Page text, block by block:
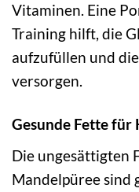
Vitaminen. Eine
Training hilft, die
aufzufüllen und
versorgen.
Gesunde Fette für
Die ungesättigten
Mandelpüree sind